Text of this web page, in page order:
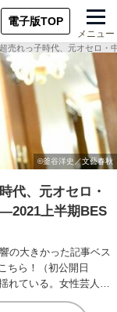
電子版TOP
メニュー
売れっ子時代、元オセロ
代、元オセロ・
上半期BES
の大きかった記事ベス
ちら！（初公開日
れている。女性芸人と